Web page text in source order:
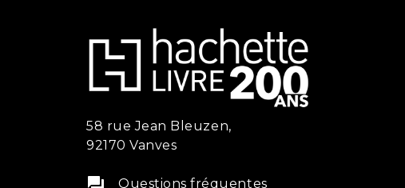
58 rue Jean Bleuzen,
92170 Vanves
question_answer Questions fréquentes